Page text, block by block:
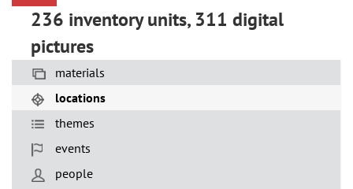
236 inventory units, 311 digital
pictures
materials
locations
themes
events
people